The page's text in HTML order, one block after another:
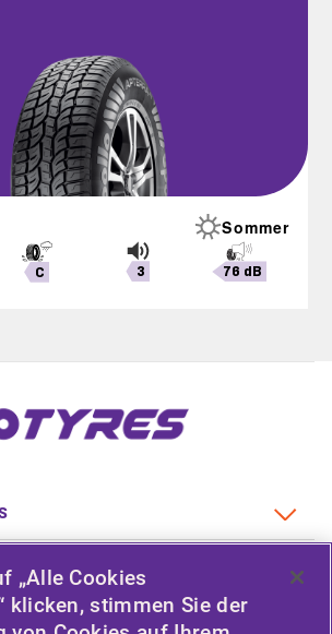
Sommer
C 3 76 dB
„Alle Cookies
klicken, stimmen Sie der